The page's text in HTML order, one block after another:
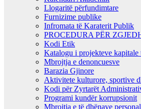
Llogaritë përfundimtare
Furnizime publike
Infromata të Karaterit Publik
PROCEDURA PËR
Kodi Etik
Katalogu i projekteve
Mbrojtja e denoncuesve
Barazia Gjinore
Aktivitete kulturore, sportive
Kodi për Zyrtarët
Programi kundër korrupsionit
Mbrojtja e të dhënave